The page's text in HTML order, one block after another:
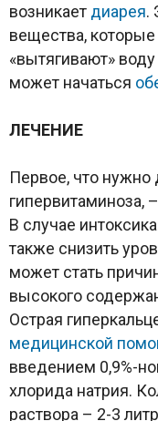
возникает диарея.
вещества,
«вытягивают»
может начаться
ЛЕЧЕНИЕ
Первое, что нужно
гипервитаминоза,
В случае
также снизить
может стать
высокого
Острая
медицинской
введением 0,9%-
хлорида натрия.
раствора – 2-3